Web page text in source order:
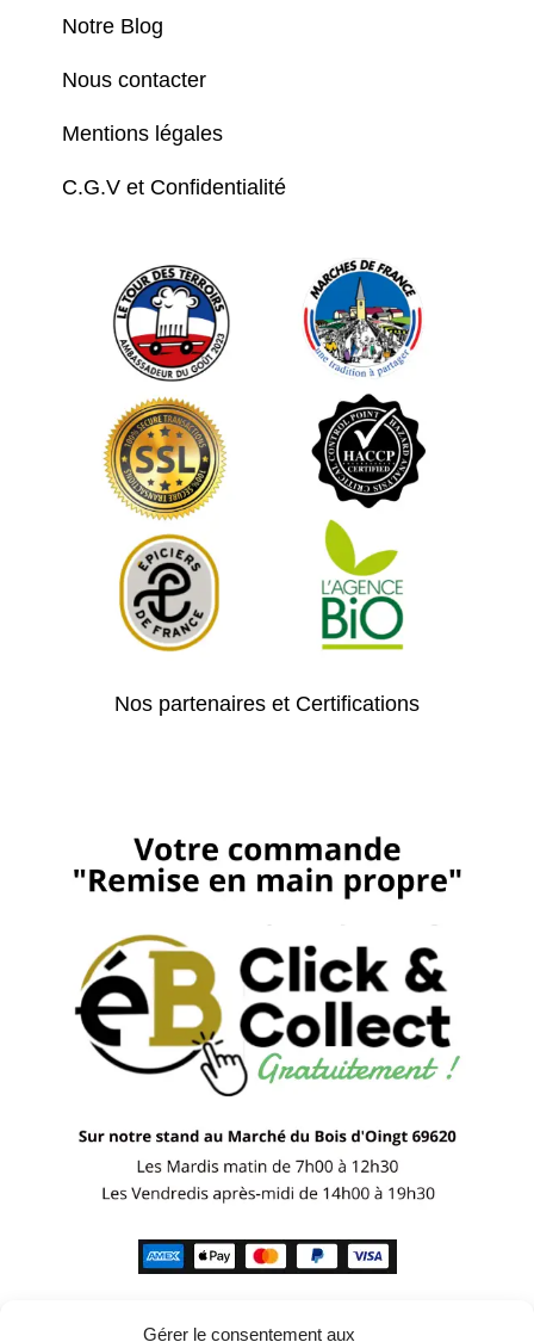
Gérer le consentement aux
Notre Blog
Nous contacter
Mentions légales
C.G.V et Confidentialité
Nos partenaires et Certifications